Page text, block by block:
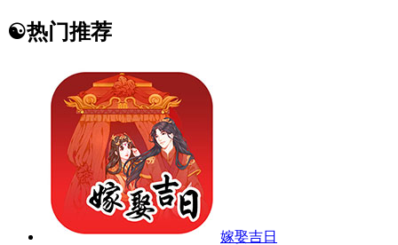
☯热门推荐
嫁娶吉日